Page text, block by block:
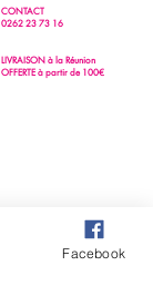
CONTACT
0262 23 73 16
LIVRAISON à la Réunion
OFFERTE à partir de 100€
Facebook